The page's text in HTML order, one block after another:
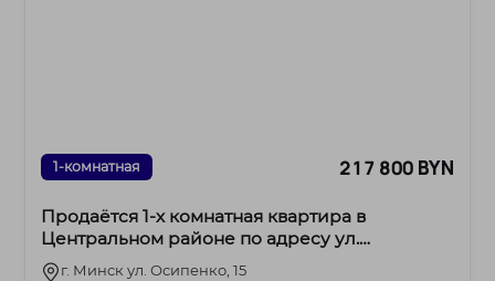
1-комнатная 217 800 BYN
Продаётся 1-х комнатная квартира в
Центральном районе по адресу ул.
Осипенко дом 15
г. Минск ул. Осипенко, 15